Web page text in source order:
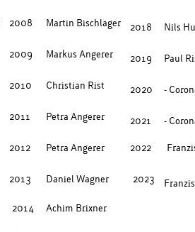
2008 Martin Bischlager 2018 Nils
2009 Markus Angerer 2019 Paul
2010 Christian Rist 2020 -
2011 Petra Angerer 2021 -
2012 Petra Angerer 2022
2013 Daniel Wagner 2023
2014 Achim Brixner